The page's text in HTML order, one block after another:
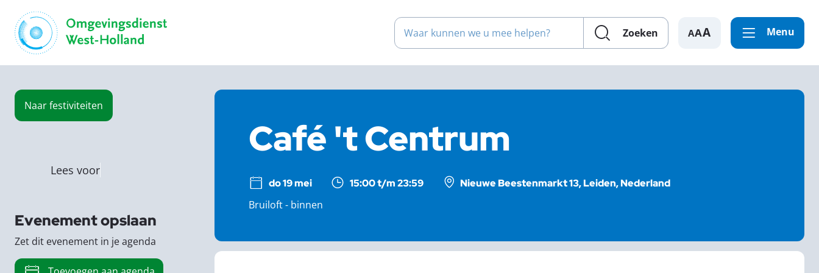
Waar kunnen we u mee helpen?
Zoeken A Menu
Naarfestiviteiten
Café 't Centrum
do 19 mei 15:00 t/m 23:59
Nieuwe Beestenmarkt 13, Leiden, Nederland
Bruiloft - binnen
Lees voor
Evenement opslaan
Zet dit evenement in je agenda